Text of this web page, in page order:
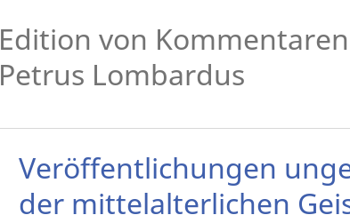
Edition von
Petrus Lombardus
Veröffentlichungen
der mittelalterlichen